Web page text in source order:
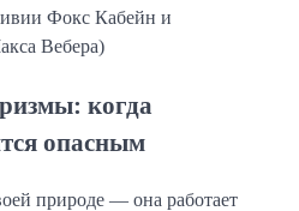
Фокс Кабейн и
Вебера)
когда
опасным
природе — она работает